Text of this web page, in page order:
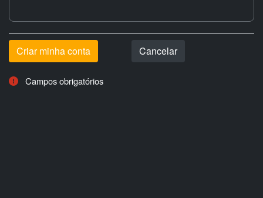
Campos obrigatórios